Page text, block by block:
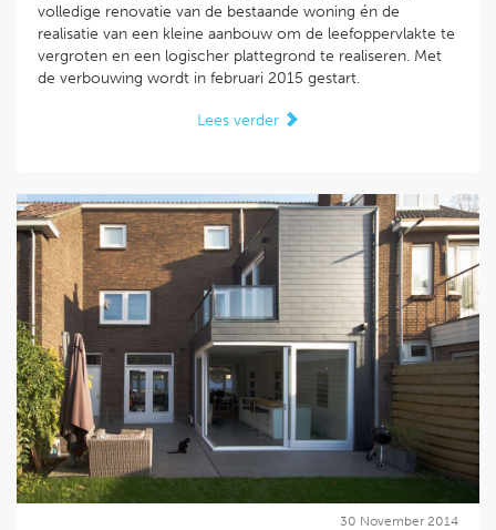
volledige renovatie van de bestaande woning én de
realisatie van een kleine aanbouw om de leefoppervlakte te
vergroten en een logischer plattegrond te realiseren. Met
de verbouwing wordt in februari 2015 gestart.
Lees verder
30 November 2014